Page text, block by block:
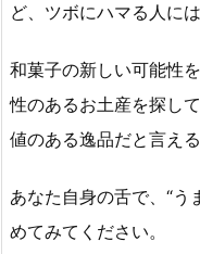
ど、ツボにハマる人に
和菓子の新しい可能性
性のあるお土産を探し
値のある逸品だと言える
あなた自身の舌で、“
めてみてください。